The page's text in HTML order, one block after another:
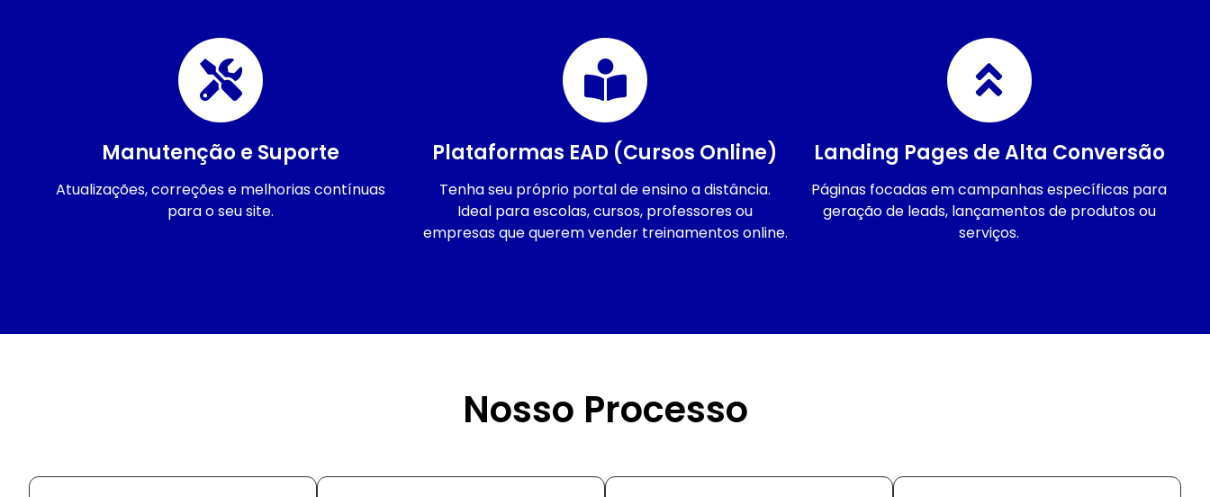
Manutenção e Suporte
Atualizações, correções e melhorias contínuas
para o seu site.
Plataformas EAD (Cursos Online)
Tenha seu próprio portal de ensino a distância.
Ideal para escolas, cursos, professores ou
empresas que querem vender treinamentos online.
Landing Pages de Alta Conversão
Páginas focadas em campanhas específicas para
geração de leads, lançamentos de produtos ou
serviços.
Nosso Processo